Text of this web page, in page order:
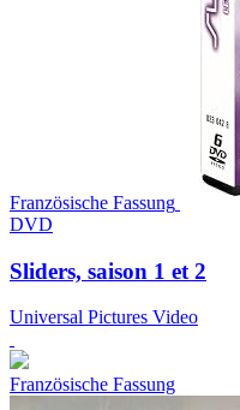
Französische Fassung
DVD
Sliders, saison 1 et 2
Universal Pictures Video
Französische Fassung